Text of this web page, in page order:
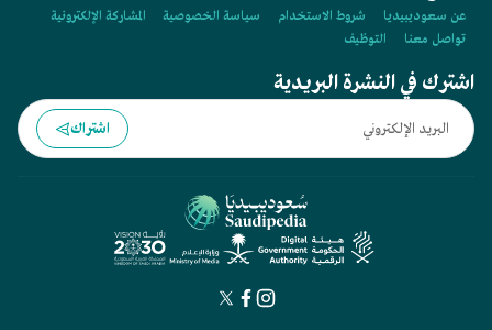
عن سعوديبيديا شروط الاستخدام سياسة الخصوصية
المشاركة الإلكترونية
تواصل معنا
التوظيف
اشترك في النشرة البريدية
اشتراك